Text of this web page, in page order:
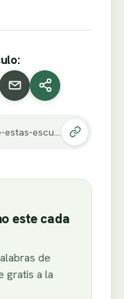
https://renuevo.com/realmente-estas-escuchando-a-dios-aprende-a-reconocer-su-voz-sin-equivocarte.html
este cada
de
gratis a la